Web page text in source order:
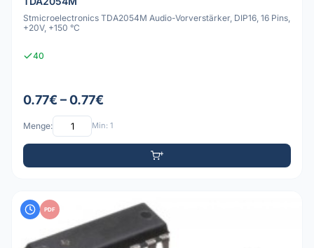
Stmicroelectronics TDA2054M Audio-Vorverstärker, DIP16, 16 Pins,
+20V, +150 °C
40
0.77€ – 0.77€
Menge: Min: 1
PDF